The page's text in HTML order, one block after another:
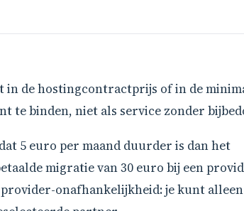
de hostingcontractprijs of in de
te binden, niet als service zonder
5 euro per maand duurder is dan het
migratie van 30 euro bij een
onafhankelijkheid: je kunt